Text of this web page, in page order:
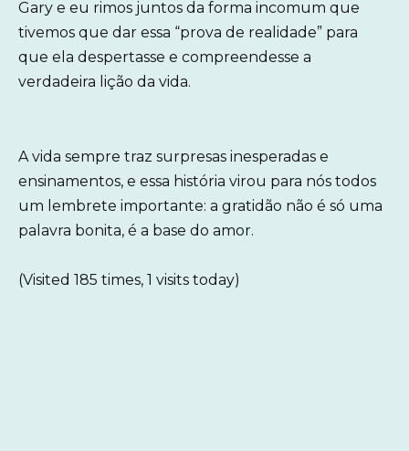
Gary e eu rimos juntos da forma incomum que
tivemos que dar essa “prova de realidade” para
que ela despertasse e compreendesse a
verdadeira lição da vida.
A vida sempre traz surpresas inesperadas e
ensinamentos, e essa história virou para nós todos
um lembrete importante: a gratidão não é só uma
palavra bonita, é a base do amor.
(Visited 185 times, 1 visits today)